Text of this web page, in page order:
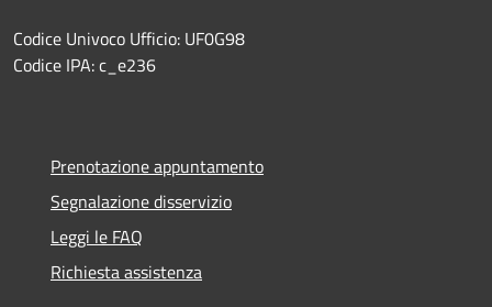
Codice Univoco Ufficio: UF0G98
Codice IPA: c_e236
Prenotazione appuntamento
Segnalazione disservizio
Leggi le FAQ
Richiesta assistenza